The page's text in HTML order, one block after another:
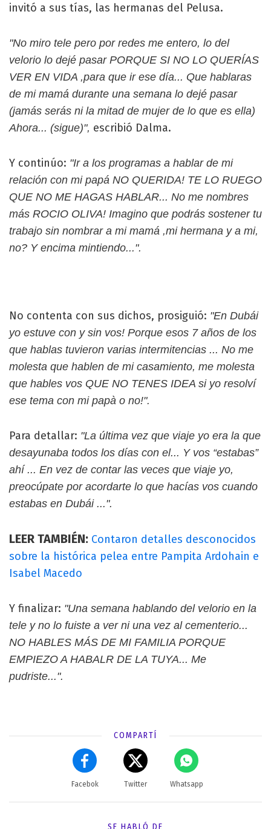
invitó a sus tías, las hermanas del Pelusa.
"No miro tele pero por redes me entero, lo del
velorio lo dejé pasar PORQUE SI NO LO QUERÍAS
VER EN VIDA ,para que ir ese día... Que hablaras
de mi mamá durante una semana lo dejé pasar
(jamás serás ni la mitad de mujer de lo que es ella)
Ahora... (sigue)", escribió Dalma.
Y continúo: "Ir a los programas a hablar de mi
relación con mi papá NO QUERIDA! TE LO RUEGO
QUE NO ME HAGAS HABLAR... No me nombres
más ROCIO OLIVA! Imagino que podrás sostener tu
trabajo sin nombrar a mi mamá ,mi hermana y a mi,
no? Y encima mintiendo...".
No contenta con sus dichos, prosiguió: "En Dubái
yo estuve con y sin vos! Porque esos 7 años de los
que hablas tuvieron varias intermitencias ... No me
molesta que hablen de mi casamiento, me molesta
que hables vos QUE NO TENES IDEA si yo resolví
ese tema con mi papà o no!".
Para detallar: "La última vez que viaje yo era la que
desayunaba todos los días con el... Y vos “estabas”
ahí ... En vez de contar las veces que viaje yo,
preocúpate por acordarte lo que hacías vos cuando
estabas en Dubái ...".
LEER TAMBIÉN: Contaron detalles desconocidos
sobre la histórica pelea entre Pampita Ardohain e
Isabel Macedo
Y finalizar: "Una semana hablando del velorio en la
tele y no lo fuiste a ver ni una vez al cementerio...
NO HABLES MÁS DE MI FAMILIA PORQUE
EMPIEZO A HABALR DE LA TUYA... Me
pudriste...".
COMPARTÍ
Facebok Twitter Whatsapp
SE HABLÓ DE